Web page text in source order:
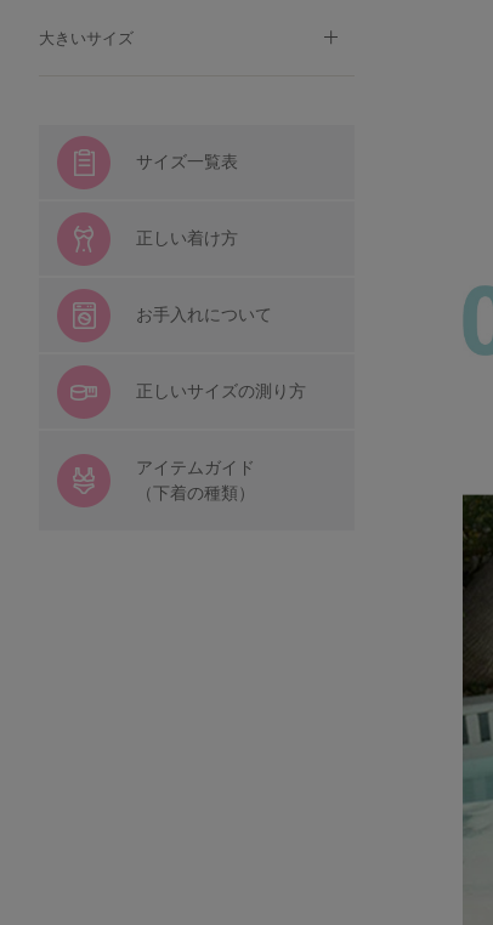
大きいサイズ
サイズ一覧表
正しい着け方
お手入れについて
正しいサイズの測り方
アイテムガイド
（下着の種類）